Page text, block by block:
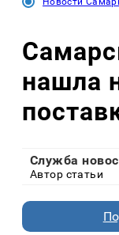
нашла
Служба
Автор статьи